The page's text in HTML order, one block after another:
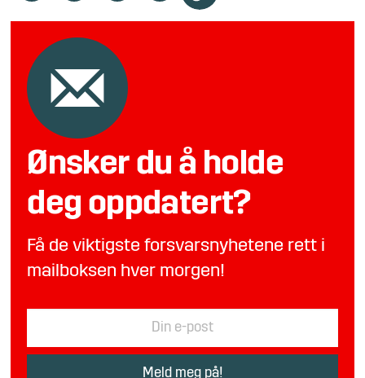
Ønsker du å holde
deg oppdatert?
Få de viktigste forsvarsnyhetene rett i
mailboksen hver morgen!